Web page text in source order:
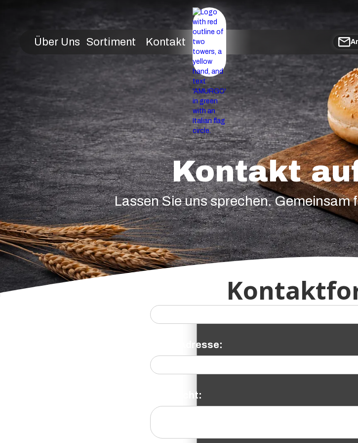
Über Uns Sortiment Kontakt
Kontakt
Lassen Sie uns sprechen. Gemeinsam
Email Adresse:
Nachricht: